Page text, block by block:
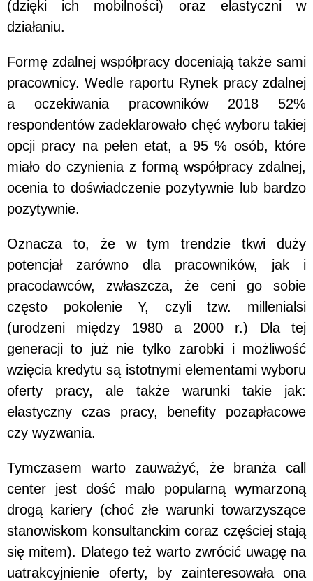
(dzięki ich mobilności) oraz elastyczni w
działaniu.
Formę zdalnej współpracy doceniają także sami
pracownicy. Wedle raportu Rynek pracy zdalnej
a oczekiwania pracowników 2018 52%
respondentów zadeklarowało chęć wyboru takiej
opcji pracy na pełen etat, a 95 % osób, które
miało do czynienia z formą współpracy zdalnej,
ocenia to doświadczenie pozytywnie lub bardzo
pozytywnie.
Oznacza to, że w tym trendzie tkwi duży
potencjał zarówno dla pracowników, jak i
pracodawców, zwłaszcza, że ceni go sobie
często pokolenie Y, czyli tzw. millenialsi
(urodzeni między 1980 a 2000 r.) Dla tej
generacji to już nie tylko zarobki i możliwość
wzięcia kredytu są istotnymi elementami wyboru
oferty pracy, ale także warunki takie jak:
elastyczny czas pracy, benefity pozapłacowe
czy wyzwania.
Tymczasem warto zauważyć, że branża call
center jest dość mało popularną wymarzoną
drogą kariery (choć złe warunki towarzyszące
stanowiskom konsultanckim coraz częściej stają
się mitem). Dlatego też warto zwrócić uwagę na
uatrakcyjnienie oferty, by zainteresowała ona